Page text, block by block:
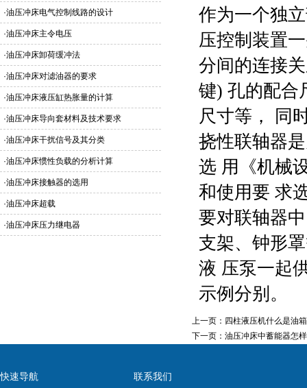
·油压冲床电气控制线路的设计
·油压冲床主令电压
·油压冲床卸荷缓冲法
·油压冲床对滤油器的要求
·油压冲床液压缸热胀量的计算
·油压冲床导向套材料及技术要求
·油压冲床干扰信号及其分类
·油压冲床惯性负载的分析计算
·油压冲床接触器的选用
·油压冲床超载
·油压冲床压力继电器
作为一个独
压控制装置
分间的连接
键) 孔的配合
尺寸等， 同
挠性联轴器
选 用《机械
和使用要 求
要对联轴器
支架、钟形
液 压泵一起
示例分别。
上一页： 四柱液压机什么是油
下一页： 油压冲床中蓄能器怎
快速导航 联系我们